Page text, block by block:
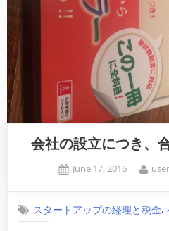
会社の設立につき、
Posted
June 17, 2016 By
user
スタートアップの経理と税金,